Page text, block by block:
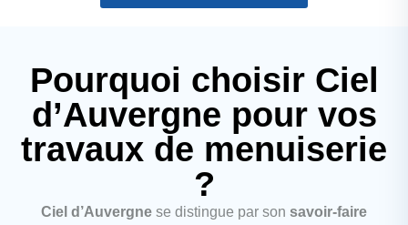
Pourquoi choisir Ciel
d’Auvergne pour vos
travaux de menuiserie
?
Ciel d’Auvergne se distingue par son savoir-faire